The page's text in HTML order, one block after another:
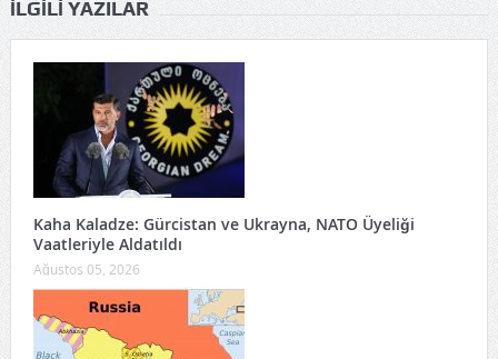
İLGILI YAZILAR
Kaha Kaladze: Gürcistan ve Ukrayna, NATO Üyeliği
Vaatleriyle Aldatıldı
Ağustos 05, 2026